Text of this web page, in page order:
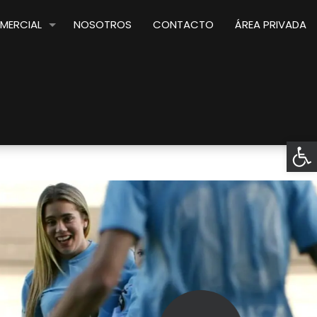
NOSOTROS CONTACTO ÁREA PRIVADA